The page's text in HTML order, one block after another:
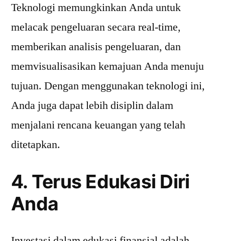
Teknologi memungkinkan Anda untuk
melacak pengeluaran secara real-time,
memberikan analisis pengeluaran, dan
memvisualisasikan kemajuan Anda menuju
tujuan. Dengan menggunakan teknologi ini,
Anda juga dapat lebih disiplin dalam
menjalani rencana keuangan yang telah
ditetapkan.
4. Terus Edukasi Diri
Anda